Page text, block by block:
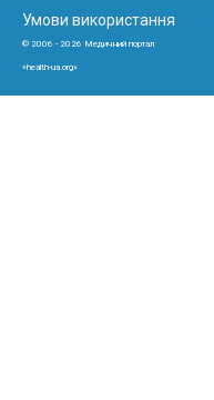
Умови використання
© 2006 - 2026 Медичний портал
«health-ua.org»